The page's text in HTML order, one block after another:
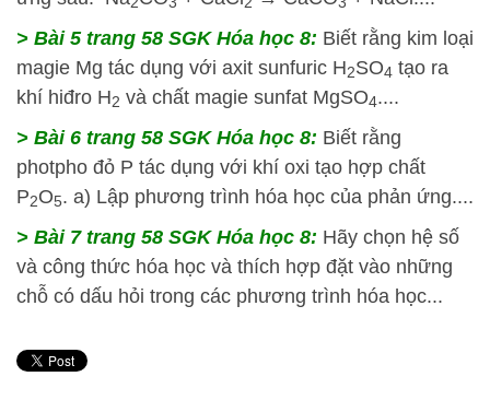
> Bài 5 trang 58 SGK Hóa học 8: Biết rằng kim loại
magie Mg tác dụng với axit sunfuric H2SO4 tạo ra
khí hiđro H2 và chất magie sunfat MgSO4....
> Bài 6 trang 58 SGK Hóa học 8: Biết rằng
photpho đỏ P tác dụng với khí oxi tạo hợp chất
P2O5. a) Lập phương trình hóa học của phản ứng....
> Bài 7 trang 58 SGK Hóa học 8: Hãy chọn hệ số
và công thức hóa học và thích hợp đặt vào những
chỗ có dấu hỏi trong các phương trình hóa học...